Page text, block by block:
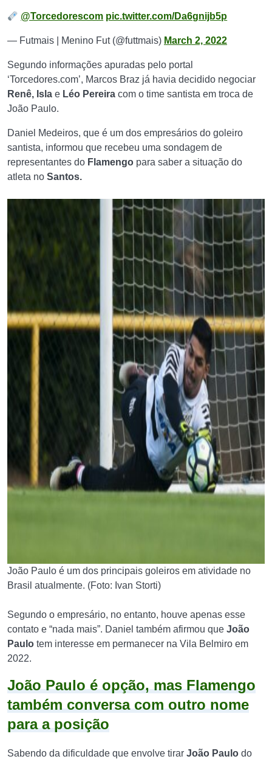
@Torcedorescom pic.twitter.com/Da6gnijb5p
— Futmais | Menino Fut (@futtmais) March 2, 2022
Segundo informações apuradas pelo portal
‘Torcedores.com’, Marcos Braz já havia decidido negociar
Renê, Isla e Léo Pereira com o time santista em troca de
João Paulo.
Daniel Medeiros, que é um dos empresários do goleiro
santista, informou que recebeu uma sondagem de
representantes do Flamengo para saber a situação do
atleta no Santos.
João Paulo é um dos principais goleiros em atividade no
Brasil atualmente. (Foto: Ivan Storti)
Segundo o empresário, no entanto, houve apenas esse
contato e “nada mais”. Daniel também afirmou que João
Paulo tem interesse em permanecer na Vila Belmiro em
2022.
João Paulo é opção, mas Flamengo
também conversa com outro nome
para a posição
Sabendo da dificuldade que envolve tirar João Paulo do